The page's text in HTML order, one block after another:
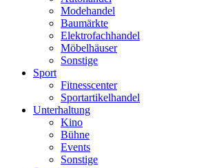
Modehandel
Baumärkte
Elektrofachhandel
Möbelhäuser
Sonstige
Sport
Fitnesscenter
Sportartikelhandel
Unterhaltung
Kino
Bühne
Events
Sonstige